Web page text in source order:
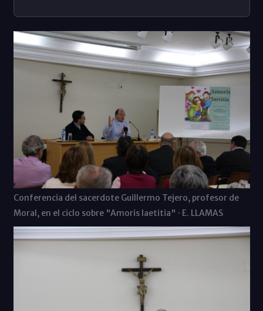
Conferencia del sacerdote Guillermo Tejero, profesor de
Moral, en el ciclo sobre "Amoris laetitia" · E. LLAMAS